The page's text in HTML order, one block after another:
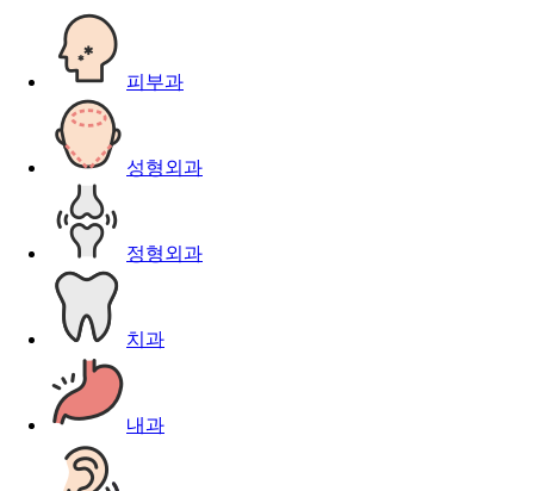
피부과
성형외과
정형외과
치과
내과